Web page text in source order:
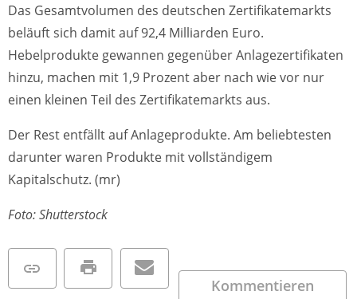
Das Gesamtvolumen des deutschen Zertifikatemarkts
beläuft sich damit auf 92,4 Milliarden Euro.
Hebelprodukte gewannen gegenüber Anlagezertifikaten
hinzu, machen mit 1,9 Prozent aber nach wie vor nur
einen kleinen Teil des Zertifikatemarkts aus.
Der Rest entfällt auf Anlageprodukte. Am beliebtesten
darunter waren Produkte mit vollständigem
Kapitalschutz. (mr)
Foto: Shutterstock
Kommentieren